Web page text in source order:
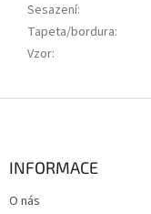
Sesazení:
Tapeta/bordura:
Vzor:
INFORMACE
O nás